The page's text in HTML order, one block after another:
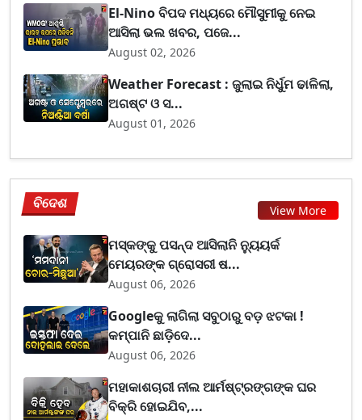
El-Nino ବିପଦ ମଧ୍ୟରେ ମୌସୁମୀକୁ ନେଇ
ଆସିଲା ଭଲ ଖବର, ପଜେ...
August 02, 2026
Weather Forecast : ଜୁଲାଇ ନିର୍ଧୁମ ଢାଳିଲା,
ଅଗଷ୍ଟ ଓ ସ...
August 01, 2026
ବିଦେଶ View More
ମସ୍କଙ୍କୁ ପସନ୍ଦ ଆସିଲାନି ନ୍ୟୁୟର୍କ
ମେୟରଙ୍କ ଗ୍ରୋସରୀ ଷ...
August 06, 2026
Googleକୁ ଲାଗିଲା ସବୁଠାରୁ ବଡ଼ ଝଟକା !
କମ୍ପାନି ଛାଡ଼ିଦେ...
August 06, 2026
ମହାକାଶଚାରୀ ନୀଲ ଆର୍ମଷ୍ଟ୍ରଙ୍ଗଙ୍କ ଘର
ବିକ୍ରି ହୋଇଯିବ,...